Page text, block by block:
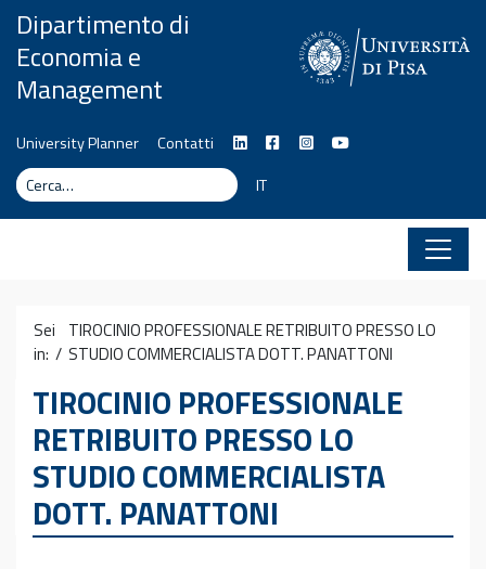
Vai al contenuto
Dipartimento di
Economia e
Management
University Planner
Contatti
Cerca
CercaIT
Sei
in: /
TIROCINIO PROFESSIONALE RETRIBUITO PRESSO LO
STUDIO COMMERCIALISTA DOTT. PANATTONI
TIROCINIO PROFESSIONALE
RETRIBUITO PRESSO LO
STUDIO COMMERCIALISTA
DOTT. PANATTONI